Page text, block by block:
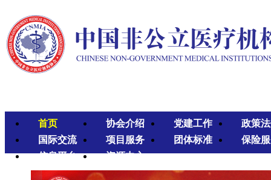
首页 协会介绍 党建工作
政策
国际交流
项目服务 团体标准
保险
信息平台
资源中心